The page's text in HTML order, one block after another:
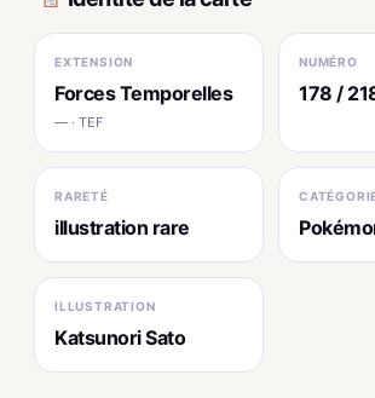
EXTENSION
Forces Temporelles
— · TEF
NUMÉRO
178 /
RARETÉ
illustration rare
ILLUSTRATION
Katsunori Sato